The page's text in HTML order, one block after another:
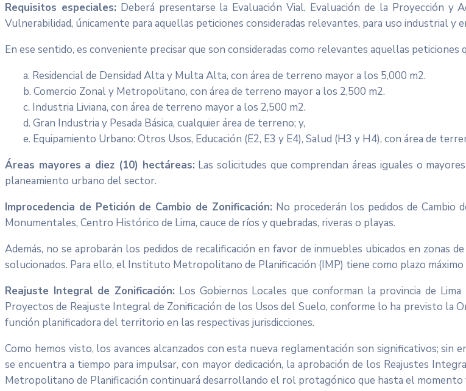
Requisitos especiales: Deberá presentarse la Evaluación Vial, Evaluación de la Proyección y
Vulnerabilidad, únicamente para aquellas peticiones consideradas relevantes, para uso industrial y
En ese sentido, es conveniente precisar que son consideradas como relevantes aquellas peticiones
a. Residencial de Densidad Alta y Multa Alta, con área de terreno mayor a los 5,000 m2.
b. Comercio Zonal y Metropolitano, con área de terreno mayor a los 2,500 m2.
c. Industria Liviana, con área de terreno mayor a los 2,500 m2.
d. Gran Industria y Pesada Básica, cualquier área de terreno; y,
e. Equipamiento Urbano: Otros Usos, Educación (E2, E3 y E4), Salud (H3 y H4), con área de
Áreas mayores a diez (10) hectáreas: Las solicitudes que comprendan áreas iguales o
planeamiento urbano del sector.
Improcedencia de Petición de Cambio de Zonificación: No procederán los pedidos de Cambio
Monumentales, Centro Histórico de Lima, cauce de ríos y quebradas, riveras o playas.
Además, no se aprobarán los pedidos de recalificación en favor de inmuebles ubicados en
solucionados. Para ello, el Instituto Metropolitano de Planificación (IMP) tiene como plazo máximo
Reajuste Integral de Zonificación: Los Gobiernos Locales que conforman la provincia de
Proyectos de Reajuste Integral de Zonificación de los Usos del Suelo, conforme lo ha previsto la
función planificadora del territorio en las respectivas jurisdicciones.
Como hemos visto, los avances alcanzados con esta nueva reglamentación son significativos;
se encuentra a tiempo para impulsar, con mayor dedicación, la aprobación de los Reajustes
Metropolitano de Planificación continuará desarrollando el rol protagónico que hasta el momento